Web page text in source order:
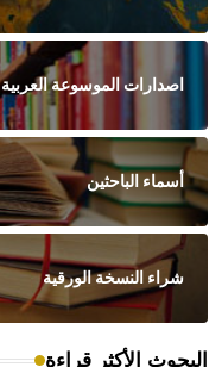
اصدارات الموسوعة العربية
أسماء الباحثين
شراء النسخة الورقية
البحوث الأكثر قراءة